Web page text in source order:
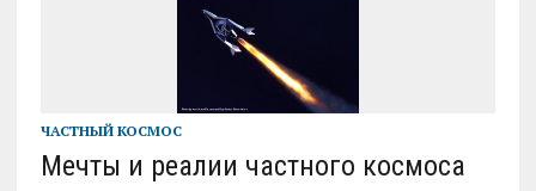
ЧАСТНЫЙ КОСМОС
Мечты и реалии частного космоса